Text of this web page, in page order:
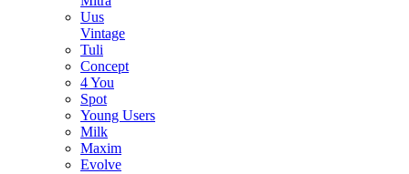
Uus
Vintage
Tuli
Concept
4 You
Spot
Young Users
Milk
Maxim
Evolve